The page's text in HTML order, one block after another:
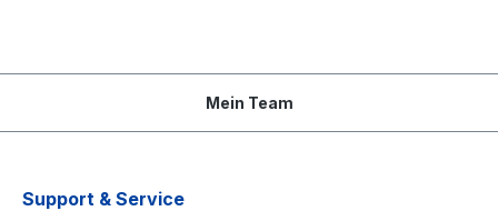
Mein Team
Support & Service